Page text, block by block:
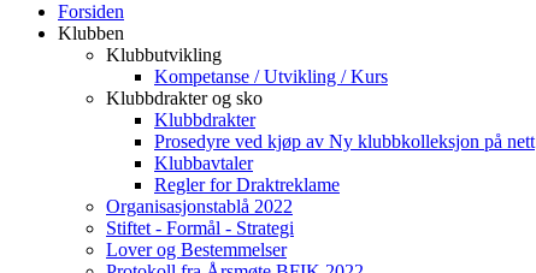
Forsiden
Klubben
Klubbutvikling
Kompetanse / Utvikling / Kurs
Klubbdrakter og sko
Klubbdrakter
Prosedyre ved kjøp av Ny klubbkolleksjon på nett
Klubbavtaler
Regler for Draktreklame
Organisasjonstablå 2022
Stiftet - Formål - Strategi
Lover og Bestemmelser